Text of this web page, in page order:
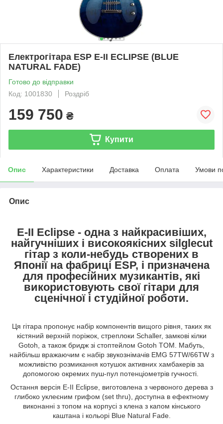
Електрогітара ESP E-II ECLIPSE (BLUE
NATURAL FADE)
Готово до відправки
Код: 1001830
Роздріб
159 750 ₴
Купити
Опис Характеристики Доставка Оплата Умови
Опис
E-II Eclipse - одна з найкрасивіших,
найгучніших і високоякісних silglecut
гітар з коли-небудь створених в
Японії на фабриці ESP, і призначена
для професійних музикантів, які
використовують свої гітари для
сценічної і студійної роботи.
Ця гітара пропонує набір компонентів вищого рівня, таких як
кістяний верхній поріжок, стреплоки Schaller, замкові кілки
Gotoh, а також бридж зі стоптейлом Gotoh TOM. Мабуть,
найбільш вражаючим є набір звукознімачів EMG 57TW/66TW з
можливістю розмикання котушок активних хамбакерів за
допомогою окремих пуш-пул потенціометрів гучності.
Остання версія E-II Eclipse, виготовлена з червоного дерева з
глибоко уклеєним грифом (set thru), доступна в ефектному
виконанні з топом на корпусі з клена з капом кінського
каштана і кольорі Blue Natural Fade.